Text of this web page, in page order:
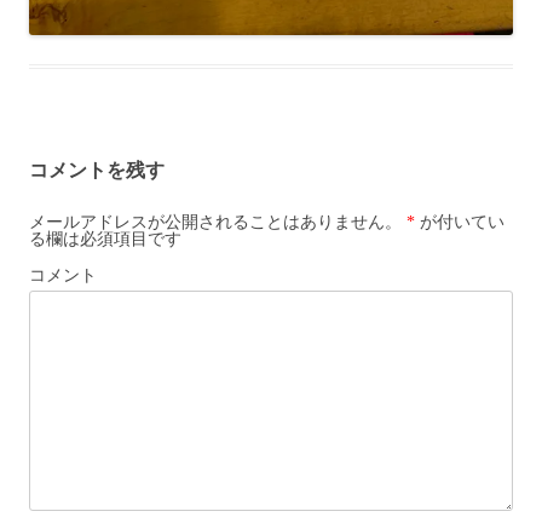
コメントを残す
メールアドレスが公開されることはありません。 * が付いてい
る欄は必須項目です
コメント